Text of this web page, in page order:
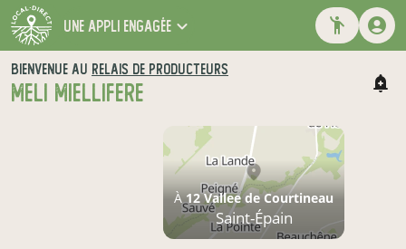
une appli engagée
BIENVENUE AU RELAIS DE PRODUCTEURS
MELI MIELLIFERE
À12 Vallee de Courtineau
Saint-Épain